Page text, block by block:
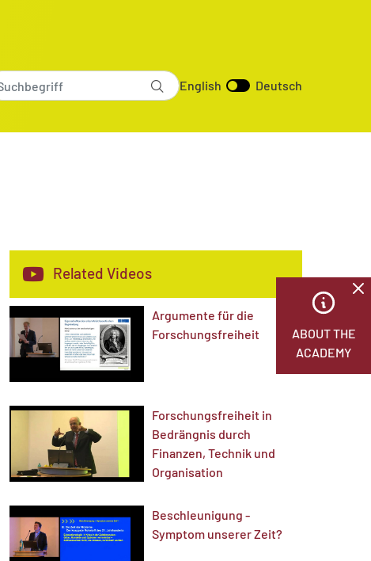
English Deutsch
Related Videos
Argumente für die
Forschungsfreiheit
Forschungsfreiheit in
Bedrängnis durch
Finanzen, Technik und
Organisation
Beschleunigung -
Symptom unserer Zeit?
ABOUT THE
ACADEMY